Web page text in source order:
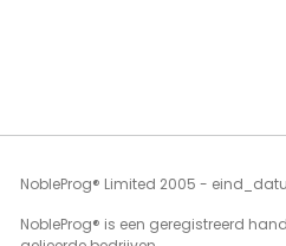
NobleProg® Limited 2005 -
NobleProg® is een geregistreerd